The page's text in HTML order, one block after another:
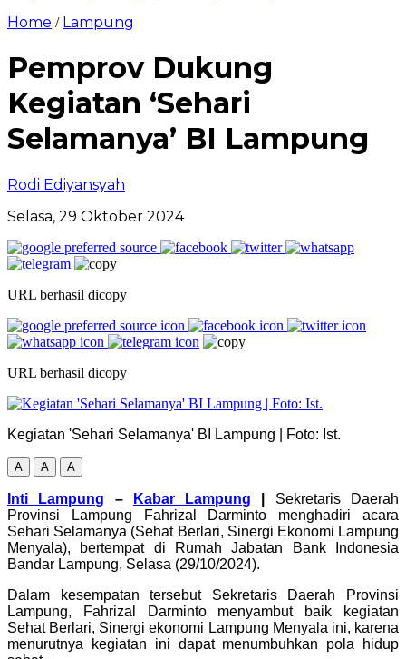
Home / Lampung
Pemprov Dukung
Kegiatan ‘Sehari
Selamanya’ BI Lampung
Rodi Ediyansyah
Selasa, 29 Oktober 2024
URL berhasil dicopy
URL berhasil dicopy
Kegiatan 'Sehari Selamanya' BI Lampung | Foto: Ist.
A A A
Inti Lampung – Kabar Lampung
Sekretaris Daerah
Provinsi Lampung Fahrizal Darminto menghadiri acara
Sehari Selamanya (Sehat Berlari, Sinergi Ekonomi Lampung
Menyala), bertempat di Rumah Jabatan Bank Indonesia
Bandar Lampung, Selasa (29/10/2024).
Dalam kesempatan tersebut Sekretaris Daerah Provinsi
Lampung, Fahrizal Darminto menyambut baik kegiatan
Sehat Berlari, Sinergi ekonomi Lampung Menyala ini, karena
menurutnya kegiatan ini dapat menumbuhkan pola hidup